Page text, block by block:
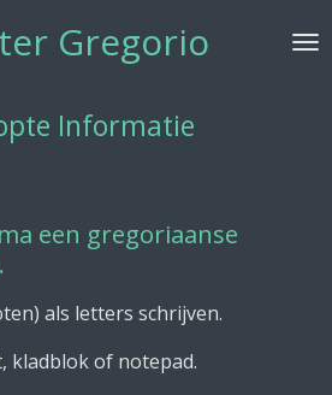
Gregorio
Informatie
een gregoriaanse
als letters schrijven.
kladblok of notepad.